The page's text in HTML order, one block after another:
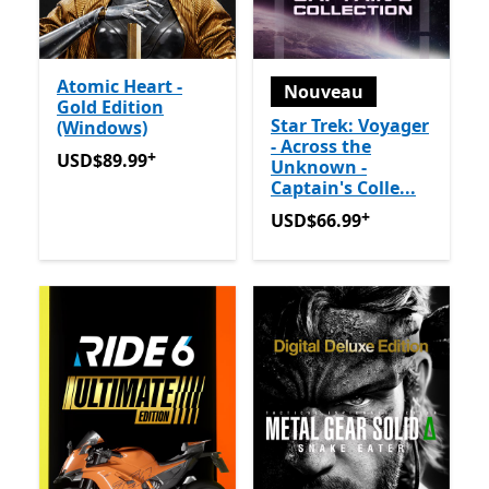
Atomic Heart -
Gold Edition
(Windows)
USD$89.99Avec des achats dans l’application
USD$89.99+
Nouveau
Star Trek: Voyager
- Across the
Unknown -
Captain's Colle...
USD$66.99Avec des
USD$66.99+